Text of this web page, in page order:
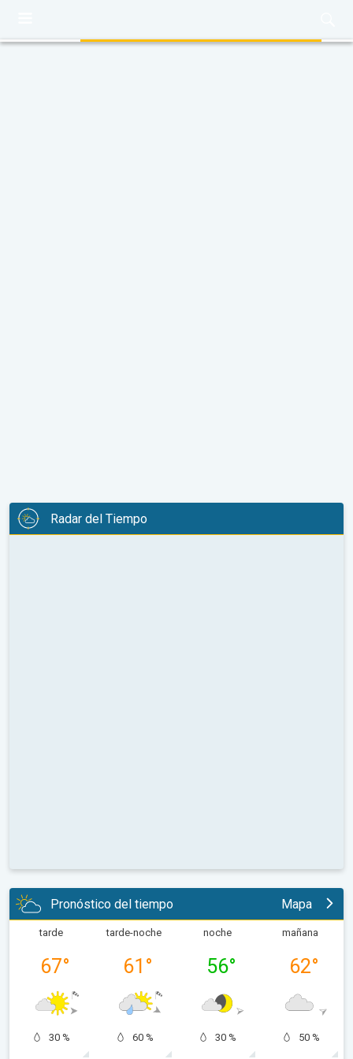
Radar del Tiempo
Pronóstico del tiempo Mapa
tarde
67°
30 %
tarde-noche
61 °
60 %
noche
56°
30 %
mañana
62°
50 %